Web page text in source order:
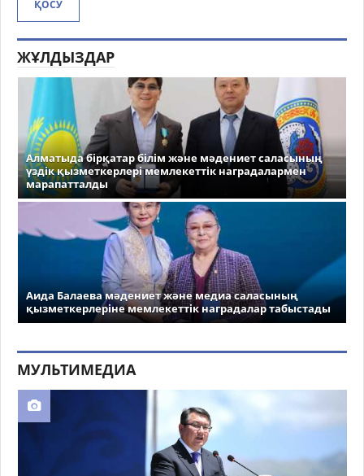
ҚОСУ
ЖҰЛДЫЗДАР
Алматыда бірқатар білім және мәдениет саласының
үздік қызметкерлері мемлекеттік наградалармен
марапатталды
Аида Балаева мәдениет және медиа саласының
қызметкерлеріне мемлекеттік наградалар табыстады
МУЛЬТИМЕДИА